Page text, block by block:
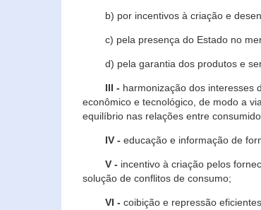
b) por incentivos à criação e
c) pela presença do Estado no
d) pela garantia dos produtos e
III - harmonização dos interesses
econômico e tecnológico, de modo a
equilíbrio nas relações entre
IV - educação e informação de
V - incentivo à criação pelos
solução de conflitos de consumo;
VI - coibição e repressão